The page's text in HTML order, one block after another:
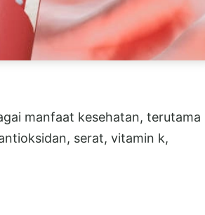
manfaat kesehatan, terutama
serat, vitamin k,